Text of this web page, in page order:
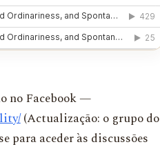
no Facebook —
(Actualização: o grupo do
para aceder às discussões